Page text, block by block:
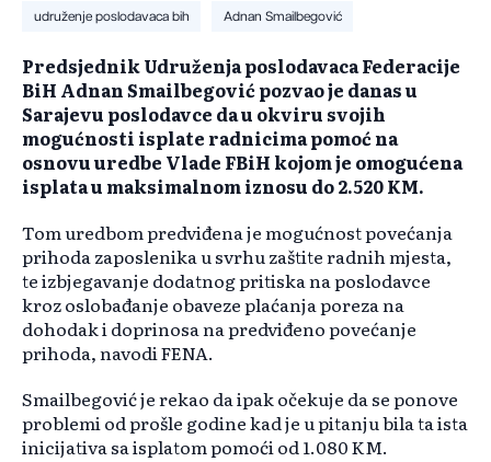
udruženje poslodavaca bih Adnan Smailbegović
Predsjednik Udruženja poslodavaca Federacije
BiH Adnan Smailbegović pozvao je danas u
Sarajevu poslodavce da u okviru svojih
mogućnosti isplate radnicima pomoć na
osnovu uredbe Vlade FBiH kojom je omogućena
isplata u maksimalnom iznosu do 2.520 KM.
Tom uredbom predviđena je mogućnost povećanja
prihoda zaposlenika u svrhu zaštite radnih mjesta,
te izbjegavanje dodatnog pritiska na poslodavce
kroz oslobađanje obaveze plaćanja poreza na
dohodak i doprinosa na predviđeno povećanje
prihoda, navodi FENA.
Smailbegović je rekao da ipak očekuje da se ponove
problemi od prošle godine kad je u pitanju bila ta ista
inicijativa sa isplatom pomoći od 1.080 KM.